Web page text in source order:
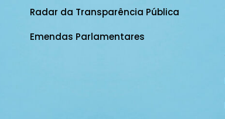
Radar da Transparência Pública
Emendas Parlamentares